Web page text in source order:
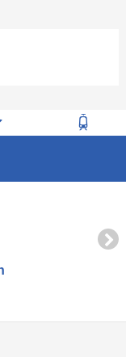
Zum
Feedback
Zur